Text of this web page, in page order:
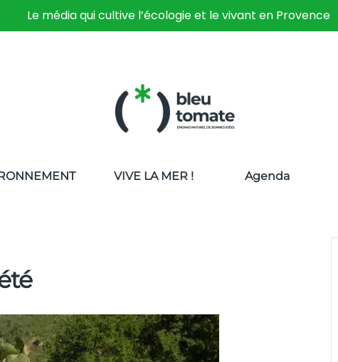
Le média qui cultive l’écologie et le vivant en Provence
VIVE LA MER ! Agenda